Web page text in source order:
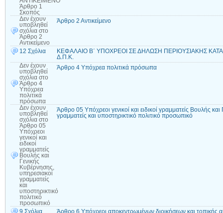
Άρθρο 1
Σκοπός
Δεν έχουν
υποβληθεί
σχόλια στο
Άρθρο 2
Αντικείμενο
Άρθρο 2 Αντικείμενο
12 Σχόλια
ΚΕΦΑΛΑΙΟ Β΄ ΥΠΟΧΡΕΟΙ ΣΕ ΔΗΛΩΣΗ ΠΕΡΙΟΥΣΙΑΚΗΣ
Δ.Π.Κ.
Δεν έχουν
υποβληθεί
σχόλια στο
Άρθρο 4
Υπόχρεα
πολιτικά
πρόσωπα
Άρθρο 4 Υπόχρεα πολιτικά πρόσωπα
Δεν έχουν
υποβληθεί
σχόλια στο
Άρθρο 05
Υπόχρεοι
γενικοί και
ειδικοί
γραμματείς
Βουλής και
Γενικής
Κυβέρνησης,
υπηρεσιακοί
γραμματείς
και
υποστηρικτικό
πολιτικό
προσωπικό
Άρθρο 05 Υπόχρεοι γενικοί και ειδικοί γραμματείς Βουλής
γραμματείς και υποστηρικτικό πολιτικό προσωπικό
9 Σχόλια
Άρθρο 6 Υπόχρεοι αποκεντρωμένων διοικήσεων και τοπικής